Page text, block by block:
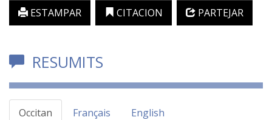
ESTAMPAR CITACION PARTEJAR
RESUMITS
Occitan Français English